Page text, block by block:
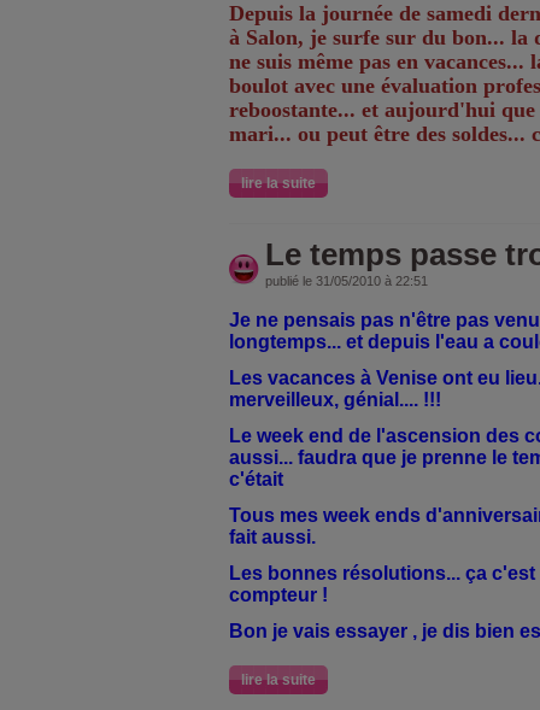
Depuis la journée de samedi
à Salon, je surfe sur du bon... la
ne suis même pas en vacances...
boulot avec une évaluation
reboostante... et aujourd'hui
mari... ou peut être des soldes...
lire la suite
Le temps passe
publié le 31/05/2010 à 22:51
Je ne pensais pas n'être pas
longtemps... et depuis l'eau a
Les vacances à Venise ont eu
merveilleux, génial.... !!!
Le week end de l'ascension des
aussi... faudra que je prenne le
c'était
Tous mes week ends
fait aussi.
Les bonnes résolutions... ça
compteur !
Bon je vais essayer , je dis bien
lire la suite